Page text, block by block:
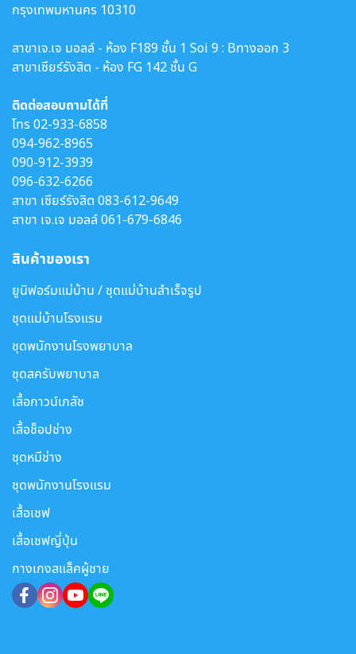
กรุงเทพมหานคร 10310
สาขาเจ.เจ มอลล์ - ห้อง F189 ชั้น 1 Soi 9 : Bทางออก 3
สาขาเซียร์รังสิต - ห้อง FG 142 ชั้น G
ติดต่อสอบถามได้ที่
โทร02-933-6858
094-962-8965
090-912-3939
096-632-6266
สาขา เซียร์รังสิต 083-612-9649
สาขา เจ.เจ มอลล์061-679-6846
สินค้าของเรา
ยูนิฟอร์มแม่บ้าน / ชุดแม่บ้านสำเร็จรูป
ชุดแม่บ้านโรงแรม
ชุดพนักงานโรงพยาบาล
ชุดสครับพยาบาล
เสื้อกาวน์เภสัช
เสื้อช็อปช่าง
ชุดหมีช่าง
ชุดพนักงานโรงแรม
เสื้อเชฟ
เสื้อเชฟญี่ปุ่น
กางเกงสแล็คผู้ชาย